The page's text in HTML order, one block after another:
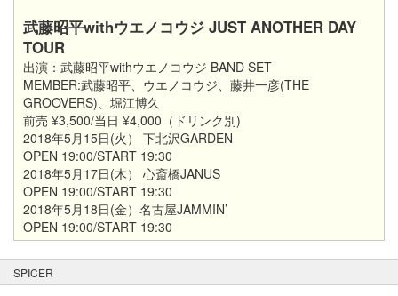
武藤昭平withウエノコウジ JUST ANOTHER DAY
TOUR
出演：武藤昭平withウエノコウジ BAND SET
MEMBER:武藤昭平、ウエノコウジ、藤井一彦(THE
GROOVERS)、堀江博久
前売 ¥3,500/当日 ¥4,000（ドリンク別)
2018年5月15日(火） 下北沢GARDEN
OPEN 19:00/START 19:30
2018年5月17日(木） 心斎橋JANUS
OPEN 19:00/START 19:30
2018年5月18日(金）名古屋JAMMIN’
OPEN 19:00/START 19:30
SPICER